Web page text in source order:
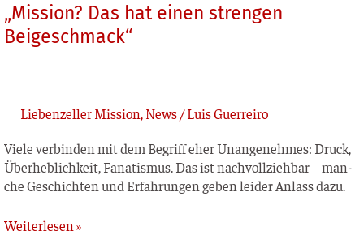
„Mission? Das hat einen strengen
Beigeschmack“
Liebenzeller Mission,News/Luis Guerreiro
Vie­le ver­bin­den mit dem Begriff eher Unan­ge­neh­mes: Druck,
Über­heb­lich­keit, Fana­tis­mus. Das ist nach­voll­zieh­bar – man­
che Geschich­ten und Erfah­run­gen geben lei­der Anlass dazu.
Weiterlesen »